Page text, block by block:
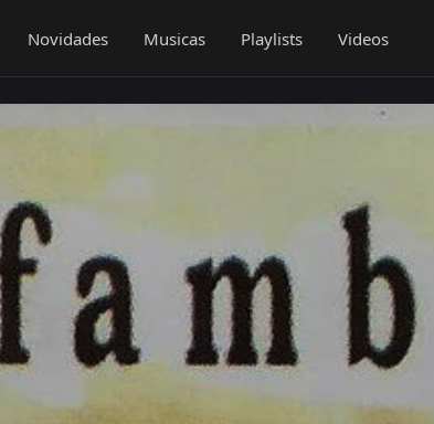
Novidades Musicas Playlists Videos